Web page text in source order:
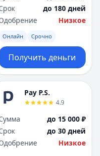
до 180 дней
Низкое
Онлайн Срочно
Получить деньги
Pay P.S.
4.9
до 15 000 ₽
до 30 дней
Низкое